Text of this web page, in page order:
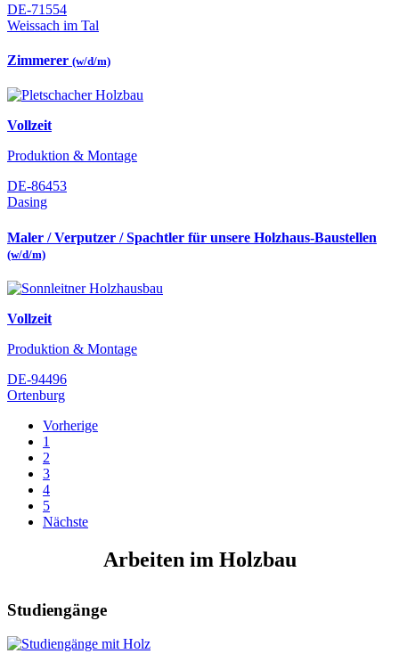
DE-71554
Weissach im Tal
Zimmerer (w/d/m)
Vollzeit
Produktion & Montage
DE-86453
Dasing
Maler / Verputzer / Spachtler für unsere Holzhaus-Baustellen
(w/d/m)
Vollzeit
Produktion & Montage
DE-94496
Ortenburg
Vorherige
1
2
3
4
5
Nächste
Arbeiten im Holzbau
Studiengänge